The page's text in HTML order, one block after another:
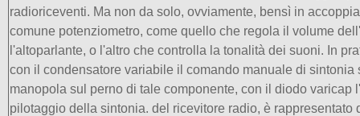
radioriceventi. Ma non da solo, ovviamente, bensì in
comune potenziometro, come quello che regola il volume
l'altoparlante, o l'altro che controlla la tonalità dei suoni. In
con il condensatore variabile il comando manuale di sintonia
manopola sul perno di tale componente, con il diodo varicap
pilotaggio della sintonia. del ricevitore radio, è rappresentato